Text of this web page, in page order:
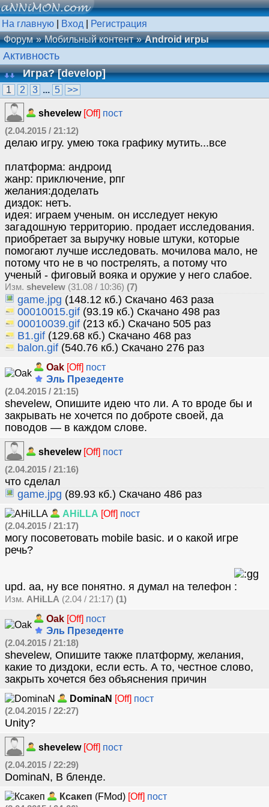
На главную Вход
Регистрация
Форум
Мобильный контент Android игры
Активность
Игра? [develop]
1 2 3 ... 5 >>
shevelew [Off] пост
(2.04.2015 / 21:12)
делаю игру. умею тока графику мутить...все
платформа: андроид
жанр: приключение, рпг
желания:доделать
диздок: нетъ.
идея: играем ученым. он исследует некую
загадошную территорию. продает исследования.
приобретает за выручку новые штуки, которые
помогают лучше исследовать. мочилова мало, не
потому что не в чо пострелять, а потому что
ученый - фиговый вояка и оружие у него слабое.
Изм. shevelew (31.08 / 10:36) (7)
game.jpg (148.12 кб.) Скачано 463 раза
00010015.gif (93.19 кб.) Скачано 498 раз
00010039.gif (213 кб.) Скачано 505 раз
B1.gif (129.68 кб.) Скачано 468 раз
balon.gif (540.76 кб.) Скачано 276 раз
Oak [Off] пост
Эль Презеденте
(2.04.2015 / 21:15)
shevelew, Опишите идею что ли. А то вроде бы и
закрывать не хочется по доброте своей, да
поводов — в каждом слове.
shevelew [Off] пост
(2.04.2015 / 21:16)
что сделал
game.jpg (89.93 кб.) Скачано 486 раз
AHiLLA [Off] пост
(2.04.2015 / 21:17)
могу посоветовать mobile basic. и о какой игре
речь?
upd. аа, ну все понятно. я думал на телефон
Изм. AHiLLA (2.04 / 21:17) (1)
Oak [Off] пост
Эль Презеденте
(2.04.2015 / 21:18)
shevelew, Опишите также платформу, желания,
какие то диздоки, если есть. А то, честное слово,
закрыть хочется без объяснения причин
DominaN [Off] пост
(2.04.2015 / 22:27)
Unity?
shevelew [Off] пост
(2.04.2015 / 22:29)
DominaN, В бленде.
Ксакеп (FMod) [Off] пост